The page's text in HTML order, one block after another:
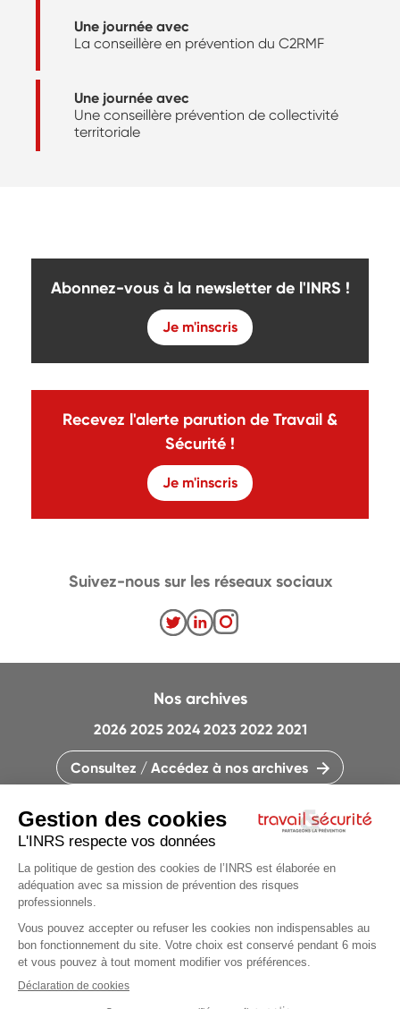
Une journée avec
La conseillère en prévention du C2RMF
Une journée avec
Une conseillère prévention de collectivité
territoriale
Abonnez-vous à la newsletter de l'INRS !
Je m'inscris
Recevez l'alerte parution de Travail &
Sécurité !
Je m'inscris
CONTACTEZ LA RÉDACTION
QUI SOMMES-NOUS ?
PLAN DU SITE
PARAMÈTRES DES COOKIES
CHARTE DES COOKIES ET TRACEURS
Nos archives
2026 2025 2024 2023 2022 2021
Consultez / Accédez à nos archives
Suivez-nous sur les réseaux sociaux